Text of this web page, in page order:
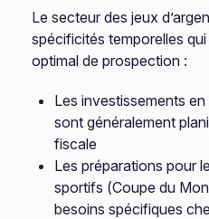
Le secteur des jeux
spécificités temporelles
optimal de prospection :
Les investissements
sont généralement
fiscale
Les préparations pour
sportifs (Coupe du
besoins spécifiques